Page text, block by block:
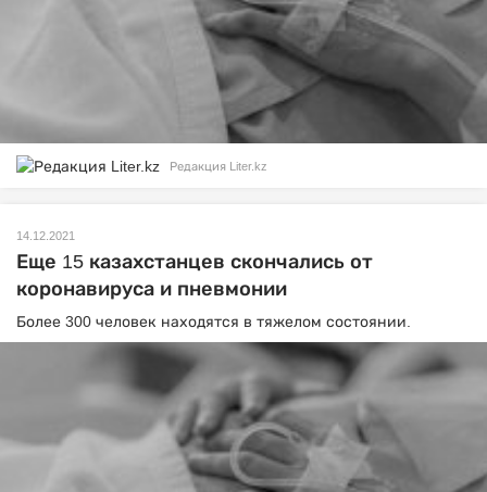
Редакция Liter.kz
14.12.2021
Еще 15 казахстанцев скончались от
коронавируса и пневмонии
Более 300 человек находятся в тяжелом состоянии.